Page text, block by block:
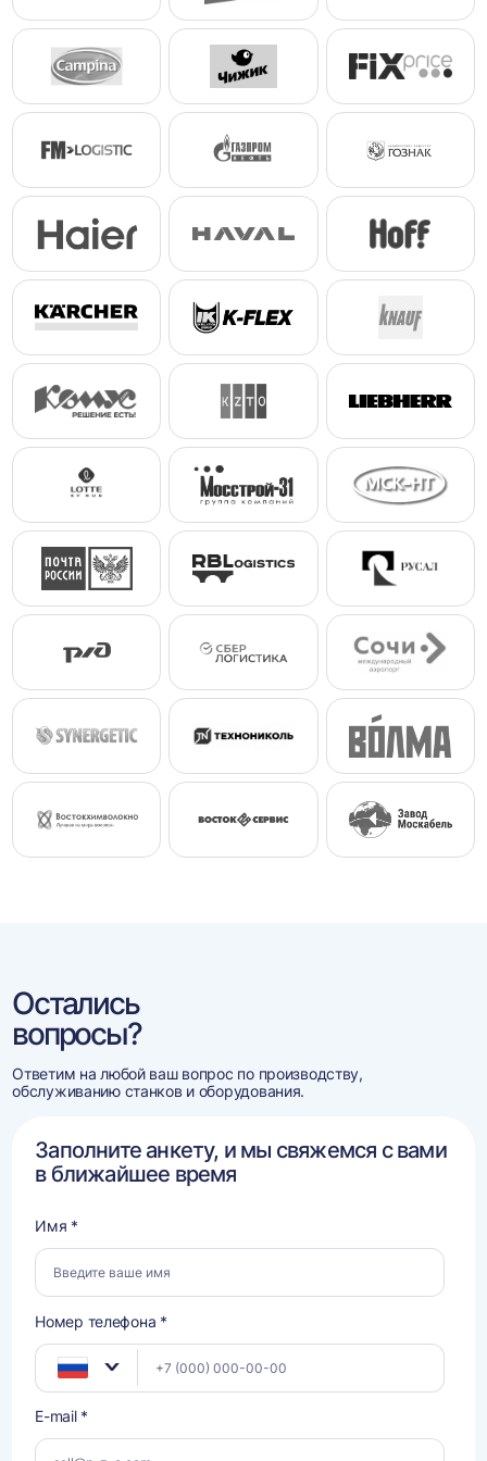
Остались
вопросы?
Ответим на любой ваш вопрос по производству,
обслуживанию станков и оборудования.
Заполните анкету, и мы свяжемся с вами
в ближайшее время
Имя *
Номер телефона *
E-mail *